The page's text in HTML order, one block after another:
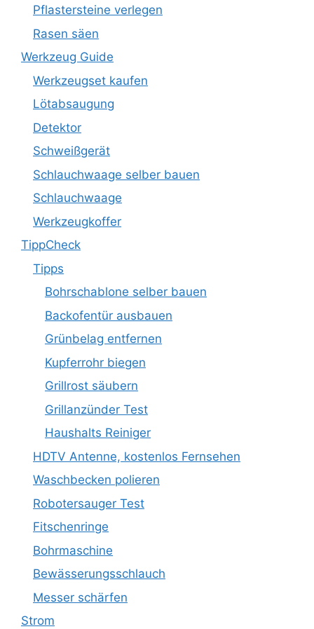
Pflastersteine verlegen
Rasen säen
Werkzeug Guide
Werkzeugset kaufen
Lötabsaugung
Detektor
Schweißgerät
Schlauchwaage selber bauen
Schlauchwaage
Werkzeugkoffer
TippCheck
Tipps
Bohrschablone selber bauen
Backofentür ausbauen
Grünbelag entfernen
Kupferrohr biegen
Grillrost säubern
Grillanzünder Test
Haushalts Reiniger
HDTV Antenne, kostenlos Fernsehen
Waschbecken polieren
Robotersauger Test
Fitschenringe
Bohrmaschine
Bewässerungsschlauch
Messer schärfen
Strom